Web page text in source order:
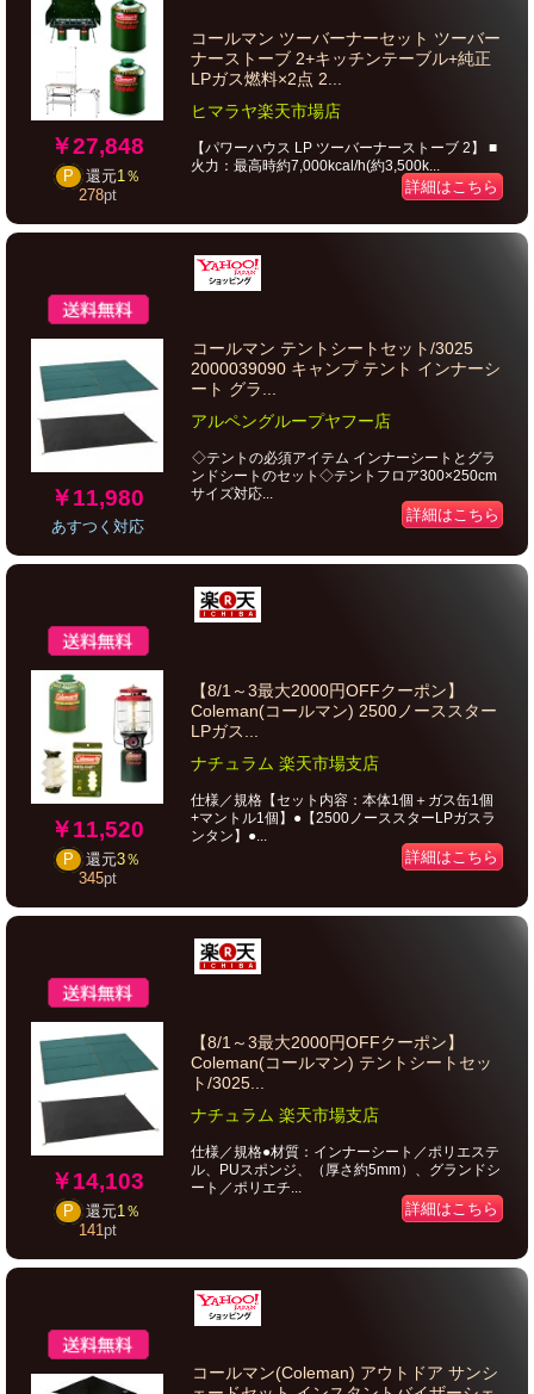
￥27,848
P 還元1％
278pt
コールマン ツーバーナーセット ツーバー
ナーストーブ 2+キッチンテーブル+純正
LPガス燃料×2点 2...
ヒマラヤ楽天市場店
【パワーハウス LP ツーバーナーストーブ 2】 ■
火力：最高時約7,000kcal/h(約3,500k...
詳細はこちら
￥11,980
あすつく対応
コールマン テントシートセット/3025
2000039090 キャンプ テント インナーシ
ート グラ...
アルペングループヤフー店
◇テントの必須アイテム インナーシートとグラ
ンドシートのセット◇テントフロア300×250cm
サイズ対応...
詳細はこちら
￥11,520
P 還元3％
345pt
【8/1～3最大2000円OFFクーポン】
Coleman(コールマン) 2500ノーススター
LPガス...
ナチュラム 楽天市場支店
仕様／規格【セット内容：本体1個＋ガス缶1個
+マントル1個】●【2500ノーススターLPガスラ
ンタン】●...
詳細はこちら
￥14,103
P 還元1％
141pt
【8/1～3最大2000円OFFクーポン】
Coleman(コールマン) テントシートセッ
ト/3025...
ナチュラム 楽天市場支店
仕様／規格●材質：インナーシート／ポリエステ
ル、PUスポンジ、（厚さ約5mm）、グランドシ
ート／ポリエチ...
詳細はこちら
コールマン(Coleman) アウトドア サンシ